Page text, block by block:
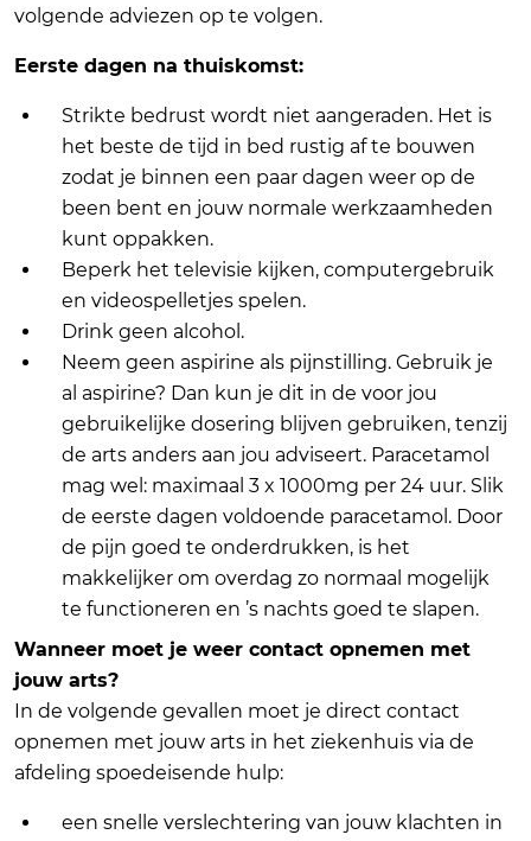
volgende adviezen op te volgen.
Eerste dagen na thuiskomst:
Strikte bedrust wordt niet aangeraden. Het is
het beste de tijd in bed rustig af te bouwen
zodat je binnen een paar dagen weer op de
been bent en jouw normale werkzaamheden
kunt oppakken.
Beperk het televisie kijken, computergebruik
en videospelletjes spelen.
Drink geen alcohol.
Neem geen aspirine als pijnstilling. Gebruik je
al aspirine? Dan kun je dit in de voor jou
gebruikelijke dosering blijven gebruiken, tenzij
de arts anders aan jou adviseert. Paracetamol
mag wel: maximaal 3 x 1000mg per 24 uur. Slik
de eerste dagen voldoende paracetamol. Door
de pijn goed te onderdrukken, is het
makkelijker om overdag zo normaal mogelijk
te functioneren en ’s nachts goed te slapen.
Wanneer moet je weer contact opnemen met
jouw arts?
In de volgende gevallen moet je direct contact
opnemen met jouw arts in het ziekenhuis via de
afdeling spoedeisende hulp:
een snelle verslechtering van jouw klachten in